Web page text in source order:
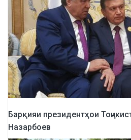
Барқияи президентҳои
Назарбоев